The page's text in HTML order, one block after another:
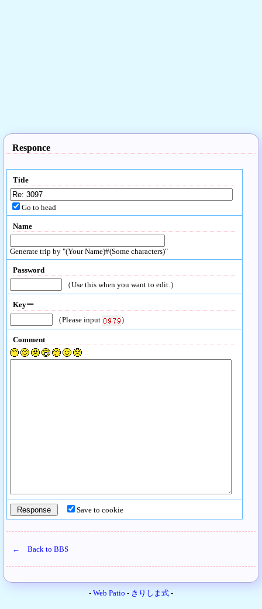
Responce
Title
Go to head
Name
Generate trip by "(Your Name)#(Some characters)"
Password
（Use this when you want to edit.）
Keyー
（Please input
）
Comment
Save to cookie
← Back to BBS
- Web Patio - きりしま式 -